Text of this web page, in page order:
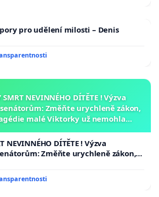
pro udělení milosti – Denis
SMRT NEVINNÉHO DÍTĚTE ! Výzva
Změňte urychleně zákon,
malé Viktorky už nemohla
NEVINNÉHO DÍTĚTE ! Výzva
Změňte urychleně zákon,
malé Viktorky už nemohla opakovat!